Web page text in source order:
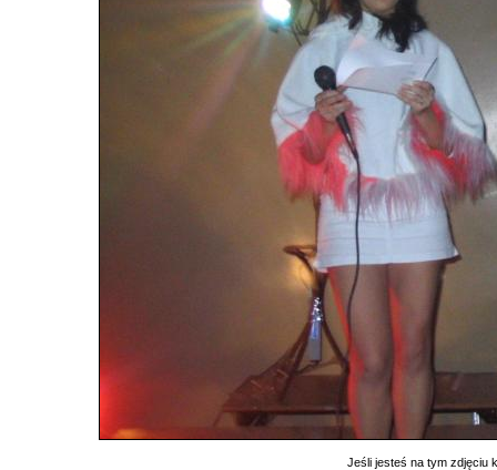
Jeśli jesteś na tym zdjęciu